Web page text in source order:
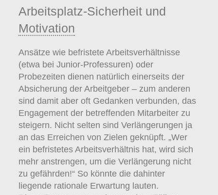
Arbeitsplatz-Sicherheit und
Motivation
Ansätze wie befristete Arbeitsverhältnisse
(etwa bei Junior-Professuren) oder
Probezeiten dienen natürlich einerseits der
Absicherung der Arbeitgeber – zum anderen
sind damit aber oft Gedanken verbunden, das
Engagement der betreffenden Mitarbeiter zu
steigern. Nicht selten sind Verlängerungen ja
an das Erreichen von Zielen geknüpft. „Wer
ein befristetes Arbeitsverhältnis hat, wird sich
mehr anstrengen, um die Verlängerung nicht
zu gefährden!“ So könnte die dahinter
liegende rationale Erwartung lauten.